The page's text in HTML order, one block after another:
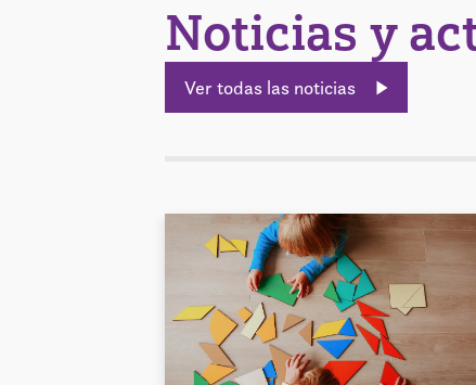
Noticias y
Ver todas las noticias